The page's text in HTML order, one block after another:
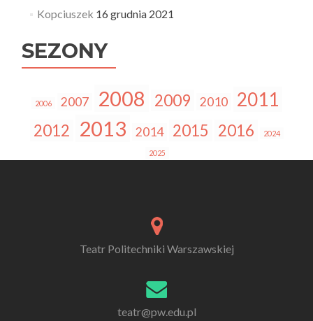
Kopciuszek 16 grudnia 2021
SEZONY
2006 2007 2008 2009 2010 2011
2012 2013 2014 2015 2016 2024
2025
Teatr Politechniki Warszawskiej
teatr@pw.edu.pl